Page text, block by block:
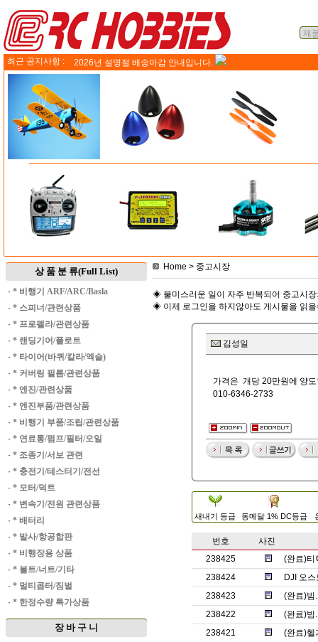
최근 공지사항 : 2026년 설명절 배송마감 안내입니다.
상 품 분 류(Full List)
· * 비행기 ARF/ARC/Basla
· * 스피너/관련상품
· * 프로펠라/관련상품
· * 랜딩기어/플로트
· * 타이어(바퀴/칼라/엑슬)
· * 커버링 필름/관련상품
· * 엔진/관련상품
· * 엔진부품/관련상품
· * 비행기 부품/조립/관련상품
· * 연료통/펌프/필터/오일
· * 조종기/서보 관련
· * 충전기/테스터기/전선
· * 모터/덕트
· * 변속기/전원 관련상품
· * 배터리
· * 발사/항공합판
· * 비행장용 상품
· * 볼트/너트/기타
· * 멀티콥터/짐벌
· * 한정수량 특가상품
장 바 구 니
Home > 중고시장
◈ 불미스러운 일이 자주 반복되어 중고시
◈ 이제 로그인을 하지않아도 게시물을 읽
김성일
가격은 개당 20만원에 양
010-6346-2733
새내기 등급 동메달 1% DC등급
번호
사진
238425
(완료)티
238424
DJI 오스
238423
(완료)빔
238422
(완료)빔
238421
(완료)헬